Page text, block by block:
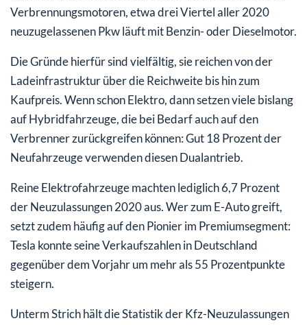
Verbrennungsmotoren, etwa drei Viertel aller 2020
neuzugelassenen Pkw läuft mit Benzin- oder Dieselmotor.
Die Gründe hierfür sind vielfältig, sie reichen von der
Ladeinfrastruktur über die Reichweite bis hin zum
Kaufpreis. Wenn schon Elektro, dann setzen viele bislang
auf Hybridfahrzeuge, die bei Bedarf auch auf den
Verbrenner zurückgreifen können: Gut 18 Prozent der
Neufahrzeuge verwenden diesen Dualantrieb.
Reine Elektrofahrzeuge machten lediglich 6,7 Prozent
der Neuzulassungen 2020 aus. Wer zum E-Auto greift,
setzt zudem häufig auf den Pionier im Premiumsegment:
Tesla konnte seine Verkaufszahlen in Deutschland
gegenüber dem Vorjahr um mehr als 55 Prozentpunkte
steigern.
Unterm Strich hält die Statistik der Kfz-Neuzulassungen